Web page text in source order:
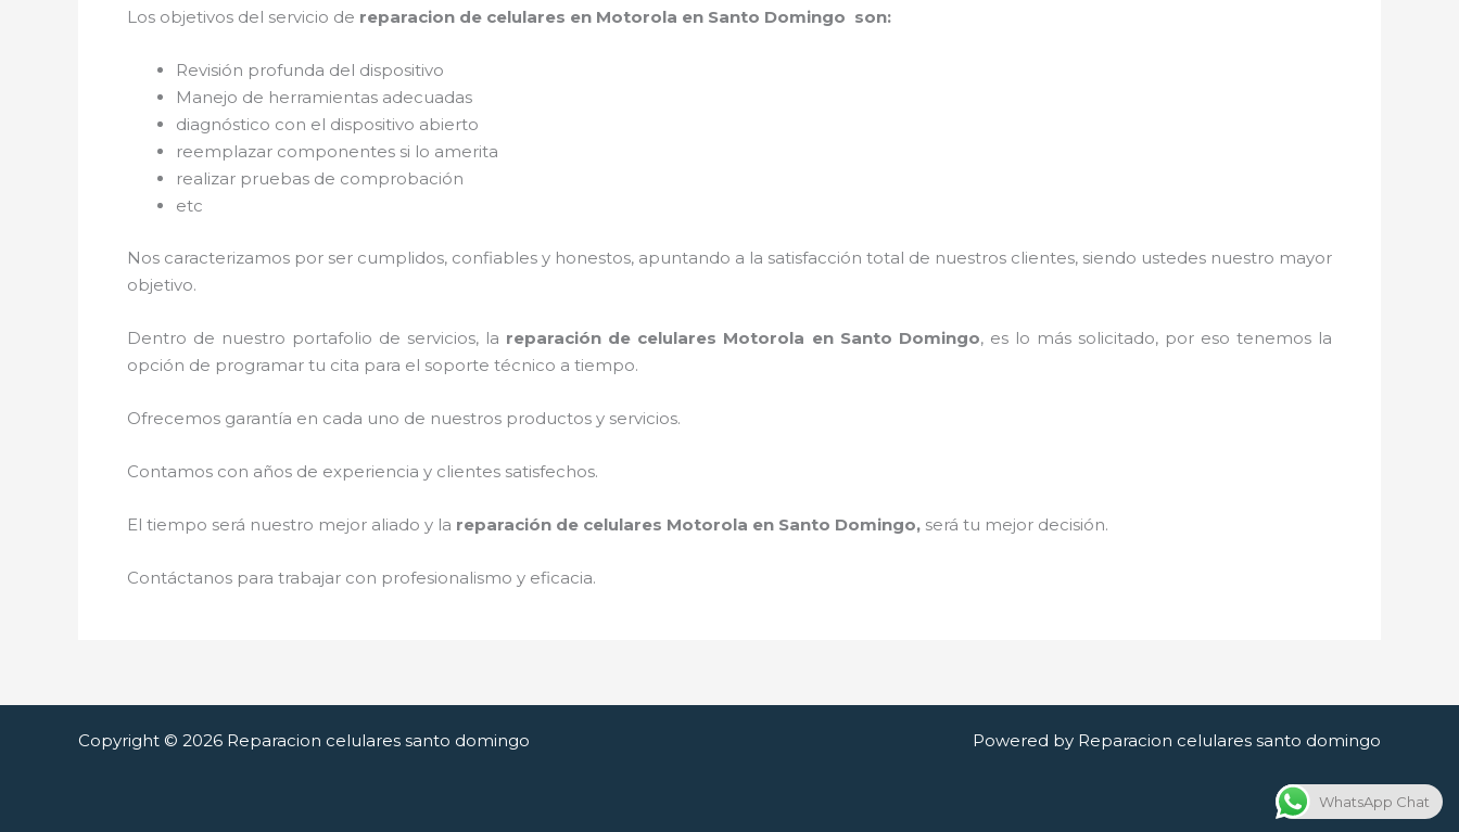
Los objetivos del servicio de reparacion de celulares en Motorola en Santo Domingo son:
Revisión profunda del dispositivo
Manejo de herramientas adecuadas
diagnóstico con el dispositivo abierto
reemplazar componentes si lo amerita
realizar pruebas de comprobación
etc
Nos caracterizamos por ser cumplidos, confiables y honestos, apuntando a la satisfacción total de nuestros clientes, siendo ustedes nuestro mayor
objetivo.
Dentro de nuestro portafolio de servicios, la reparación de celulares Motorola en Santo Domingo, es lo más solicitado, por eso tenemos la
opción de programar tu cita para el soporte técnico a tiempo.
Ofrecemos garantía en cada uno de nuestros productos y servicios.
Contamos con años de experiencia y clientes satisfechos.
El tiempo será nuestro mejor aliado y la reparación de celulares Motorola en Santo Domingo, será tu mejor decisión.
Contáctanos para trabajar con profesionalismo y eficacia.
Copyright © 2026 Reparacion celulares santo domingo Powered by Reparacion celulares santo domingo
WhatsApp Chat